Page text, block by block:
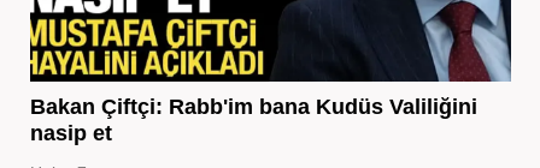
Bakan Çiftçi: Rabb'im bana Kudüs Valiliğini
nasip et